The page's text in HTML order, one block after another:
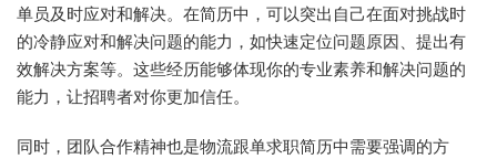
单员及时应对和解决。在简历中，可以突出自己在面对挑战时
的冷静应对和解决问题的能力，如快速定位问题原因、提出有
效解决方案等。这些经历能够体现你的专业素养和解决问题的
能力，让招聘者对你更加信任。
同时，团队合作精神也是物流跟单求职简历中需要强调的方